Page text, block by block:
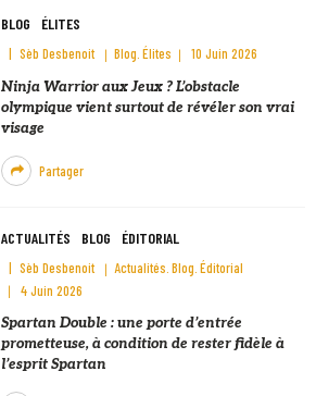
BLOG ÉLITES
Sèb Desbenoit Blog Élites
10 Juin 2026
Ninja Warrior aux Jeux ? L’obstacle
olympique vient surtout de révéler son vrai
visage
Partager
ACTUALITÉS BLOG ÉDITORIAL
Sèb Desbenoit Actualités Blog Éditorial
4 Juin 2026
Spartan Double : une porte d’entrée
prometteuse, à condition de rester fidèle à
l’esprit Spartan